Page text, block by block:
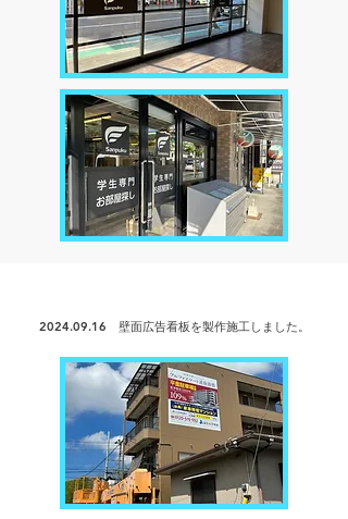
2024.09.16 壁面広告看板を製作施工しました。